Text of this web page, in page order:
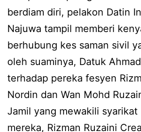
d
a
r
i
I
n
t
d
a
a
n
a
k
p
e
berdiam diri, pelakon Datin
Najuwa tampil memberi
berhubung kes saman sivil
oleh suaminya, Datuk
terhadap pereka fesyen
Nordin dan Wan Mohd
Jamil yang mewakili syarikat
mereka, Rizman Ruzaini